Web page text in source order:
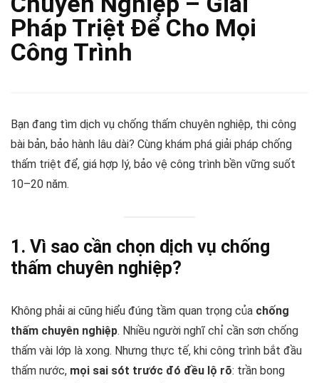
Pháp Triệt Để Cho Mọi
Công Trình
Bạn đang tìm dịch vụ chống thấm chuyên nghiệp, thi công
bài bản, bảo hành lâu dài? Cùng khám phá giải pháp chống
thấm triệt để, giá hợp lý, bảo vệ công trình bền vững suốt
10–20 năm.
1. Vì sao cần chọn dịch vụ chống
thấm chuyên nghiệp?
Không phải ai cũng hiểu đúng tầm quan trọng của chống
thấm chuyên nghiệp. Nhiều người nghĩ chỉ cần sơn chống
thấm vài lớp là xong. Nhưng thực tế, khi công trình bắt đầu
thấm nước, mọi sai sót trước đó đều lộ rõ: trần bong